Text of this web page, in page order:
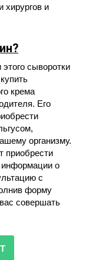
хирургов и
сыворотки
крема
Его
организму.
приобрести
информации о
с
форму
совершать